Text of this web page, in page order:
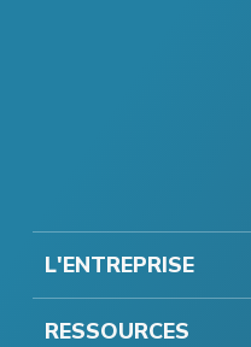
L'ENTREPRISE
RESSOURCES